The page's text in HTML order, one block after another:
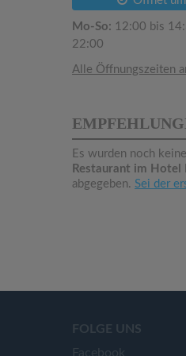
Mo-So: 12:00 bis
22:00
Alle Öffnungszeiten
Es wurden noch
Restaurant im Hotel
abgegeben. Sei der
FOLGE UNS
Facebook